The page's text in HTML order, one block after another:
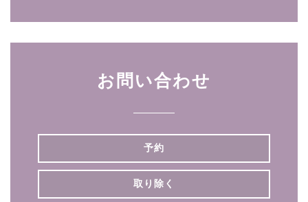
お問い合わせ
予約
取り除く